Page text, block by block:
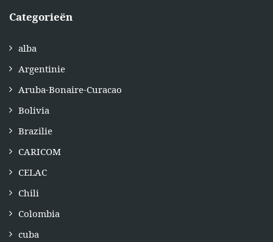
Categorieën
alba
Argentinie
Aruba-Bonaire-Curacao
Bolivia
Brazilie
CARICOM
CELAC
Chili
Colombia
cuba